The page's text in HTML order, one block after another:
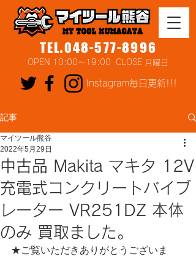
TEL.048-577-8996
OPEN 10:00～19:00 CLOSE 月曜日
Instagram毎日更新!!!
記事
中古品 Makita マキタ 12V
充電式コンクリートバイブ
レーター VR251DZ 本体
のみ 買取ました。
マイツール熊谷
2022年5月29日
★ご覧いただきありがとうございま